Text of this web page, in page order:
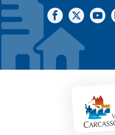
Notre Notre
Mentions